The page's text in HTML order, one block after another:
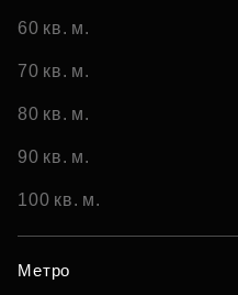
60 кв. м.
70 кв. м.
80 кв. м.
90 кв. м.
100 кв. м.
Метро